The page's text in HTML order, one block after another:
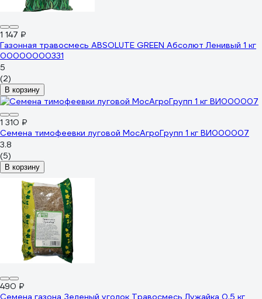
1 147 ₽
Газонная травосмесь ABSOLUTE GREEN Абсолют Ленивый 1 кг
00000000331
5
(2)
В корзину
1 310 ₽
Семена тимофеевки луговой МосАгроГрупп 1 кг ВИ000007
3.8
(5)
В корзину
490 ₽
Семена газона Зеленый уголок Травосмесь Лужайка 0.5 кг